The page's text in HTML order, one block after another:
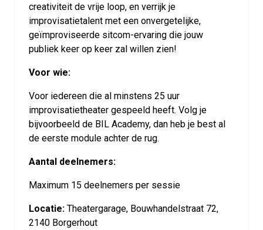
creativiteit de vrije loop, en verrijk je
improvisatietalent met een onvergetelijke,
geïmproviseerde sitcom-ervaring die jouw
publiek keer op keer zal willen zien!
Voor wie:
Voor iedereen die al minstens 25 uur
improvisatietheater gespeeld heeft. Volg je
bijvoorbeeld de BIL Academy, dan heb je best al
de eerste module achter de rug.
Aantal deelnemers:
Maximum 15 deelnemers per sessie
Locatie: Theatergarage, Bouwhandelstraat 72,
2140 Borgerhout